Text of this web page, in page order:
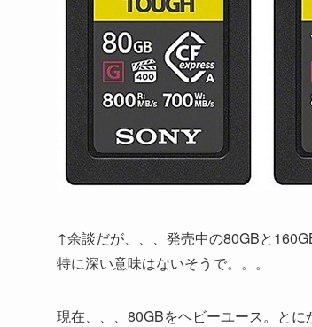
↑余談だが、、、発売中の80GBと
特に深い意味はないそうで。。。
現在、、、80GBをヘビーユース。と